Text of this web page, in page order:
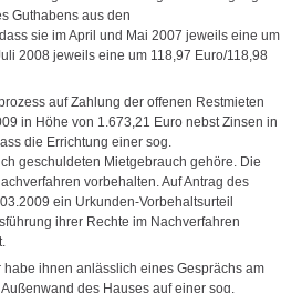
Guthabens aus den
sie im April und Mai 2007 jeweils eine um
2008 jeweils eine um 118,97 Euro/118,98
auf Zahlung der offenen Restmieten
in Höhe von 1.673,21 Euro nebst Zinsen in
die Errichtung einer sog.
geschuldeten Mietgebrauch gehöre. Die
vorbehalten. Auf Antrag des
ein Urkunden-Vorbehaltsurteil
ihrer Rechte im Nachverfahren
ihnen anlässlich eines Gesprächs am
des Hauses auf einer sog.